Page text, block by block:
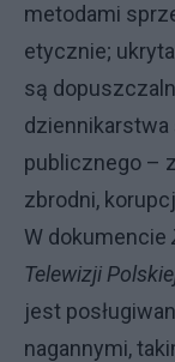
metodami
etycznie;
są
dziennikarstwa
publicznego –
zbrodni,
W dokumencie
Telewizji
jest
nagannymi,